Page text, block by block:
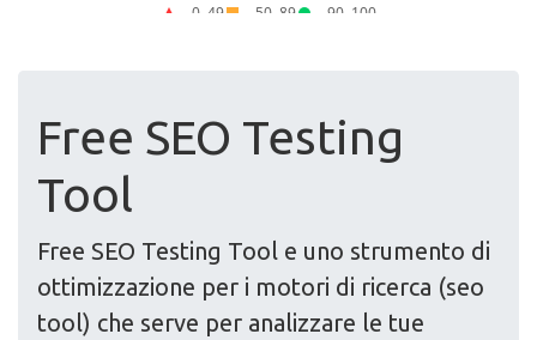
Free SEO Testing
Tool
Free SEO Testing Tool e uno strumento di
ottimizzazione per i motori di ricerca (seo
tool) che serve per analizzare le tue